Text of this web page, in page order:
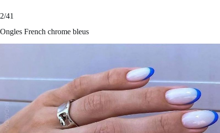
2/41
Ongles French chrome bleus